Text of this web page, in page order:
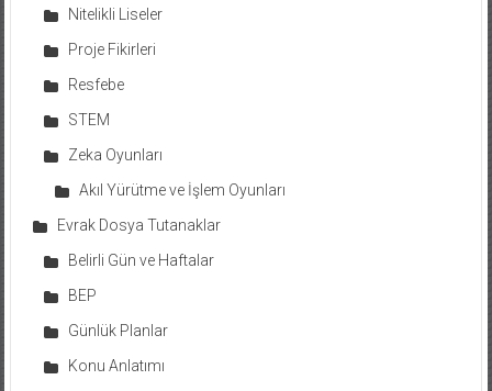
Nitelikli Liseler
Proje Fikirleri
Resfebe
STEM
Zeka Oyunları
Akıl Yürütme ve İşlem Oyunları
Evrak Dosya Tutanaklar
Belirli Gün ve Haftalar
BEP
Günlük Planlar
Konu Anlatımı